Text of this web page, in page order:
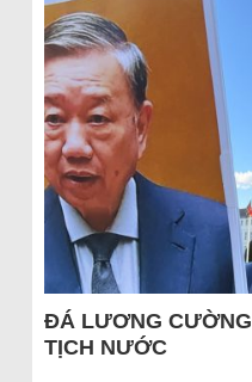
ĐÁ LƯƠNG
TỊCH NƯỚC